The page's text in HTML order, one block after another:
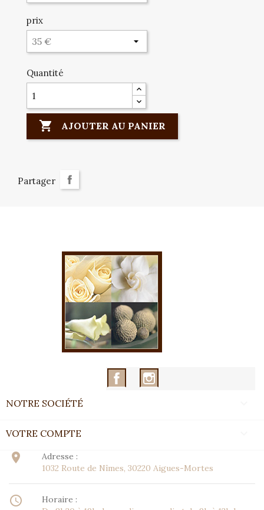
prix
Quantité
 AJOUTER AU PANIER
Partager
FacebookInstagram
NOTRE SOCIÉTÉ
VOTRE COMPTE
place
Adresse :
1032 Route de Nîmes, 30220 Aigues-Mortes
access_time
Horaire :